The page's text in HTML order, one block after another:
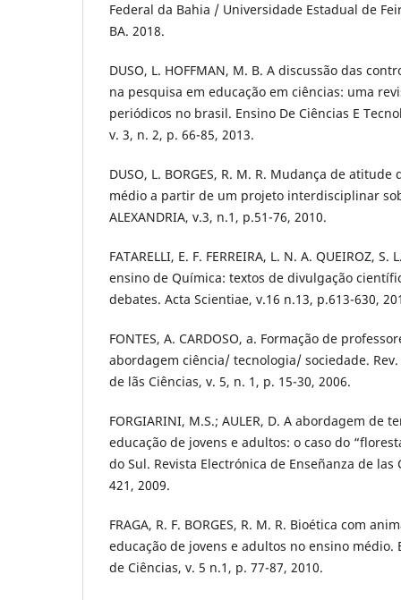
Federal da Bahia / Universidade Estadual de
BA. 2018.
DUSO, L. HOFFMAN, M. B. A discussão das
na pesquisa em educação em ciências: uma
periódicos no brasil. Ensino De Ciências E
v. 3, n. 2, p. 66-85, 2013.
DUSO, L. BORGES, R. M. R. Mudança de
médio a partir de um projeto interdisciplinar
ALEXANDRIA, v.3, n.1, p.51-76, 2010.
FATARELLI, E. F. FERREIRA, L. N. A. QUEIROZ,
ensino de Química: textos de divulgação
debates. Acta Scientiae, v.16 n.13, p.613-630,
FONTES, A. CARDOSO, a. Formação de
abordagem ciência/ tecnologia/ sociedade.
de lãs Ciências, v. 5, n. 1, p. 15-30, 2006.
FORGIARINI, M.S.; AULER, D. A abordagem de
educação de jovens e adultos: o caso do
do Sul. Revista Electrónica de Enseñanza de las
421, 2009.
FRAGA, R. F. BORGES, R. M. R. Bioética com
educação de jovens e adultos no ensino médio.
de Ciências, v. 5 n.1, p. 77-87, 2010.